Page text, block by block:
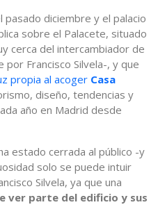
diciembre y el palacio
sobre el Palacete, situado
cerca del intercambiador de
por Francisco Silvela-, y que
propia al acoger Casa
diseño, tendencias y
año en Madrid desde
estado cerrada al público -y
solo se puede intuir
Silvela, ya que una
ver parte del edificio y sus